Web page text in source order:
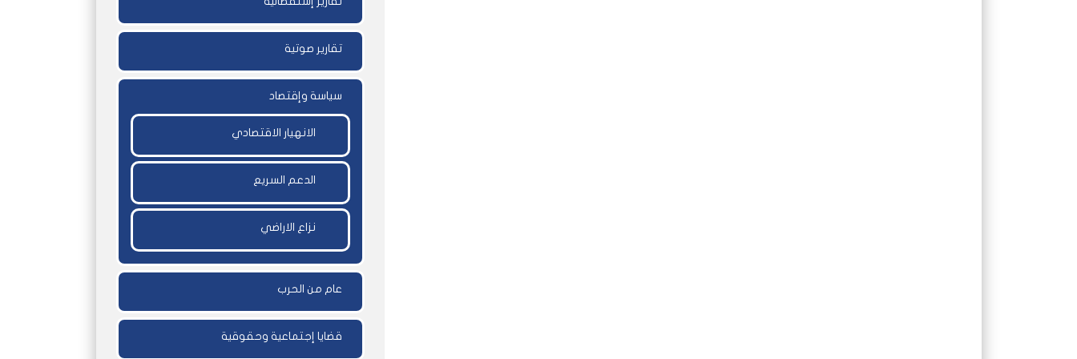
تقارير صوتية
سياسة وإقتصاد
الانهيار الاقتصادي
الدعم السريع
نزاع الاراضي
عام من الحرب
قضايا إجتماعية وحقوقية